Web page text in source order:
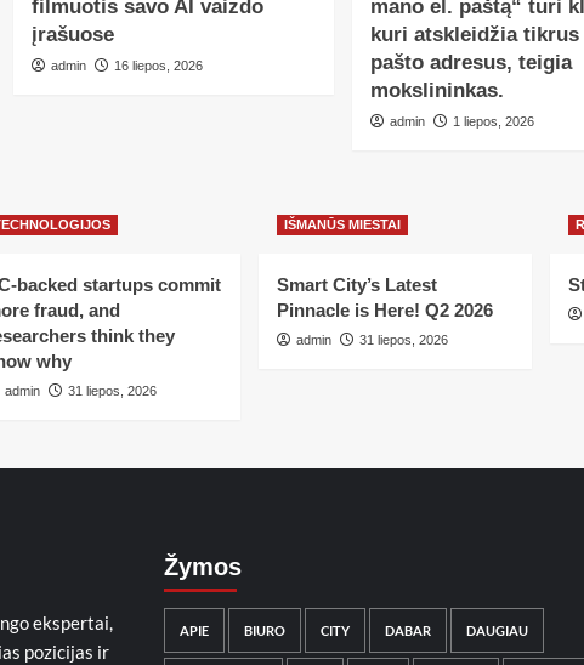
filmuotis savo AI vaizdo
įrašuose
admin 16 liepos, 2026
mano el. paštą“ turi
kuri atskleidžia tikrus
pašto adresus, teigia
mokslininkas.
admin 1 liepos, 2026
backed startups commit
fraud, and
think they
why
admin 31 liepos, 2026
IŠMANŪS MIESTAI
Smart City’s Latest
Pinnacle is Here! Q2 2026
admin 31 liepos, 2026
ekspertai,
pozicijas ir
Žymos
APIE BIURO CITY DABAR DAUGIAU